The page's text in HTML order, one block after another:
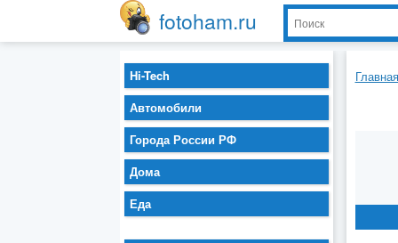
fotoham.ru
Главная
Hi-Tech
Автомобили
Города России РФ
Дома
Еда